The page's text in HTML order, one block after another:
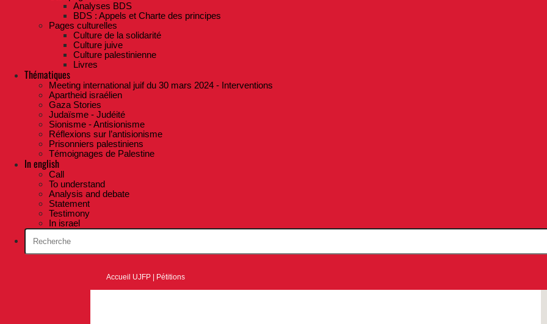
Analyses BDS
BDS : Appels et Charte des principes
Pages culturelles
Culture de la solidarité
Culture juive
Culture palestinienne
Livres
Thématiques
Meeting international juif du 30 mars 2024 - Interventions
Apartheid israélien
Gaza Stories
Judaïsme - Judéité
Sionisme - Antisionisme
Réflexions sur l’antisionisme
Prisonniers palestiniens
Témoignages de Palestine
In english
Call
To understand
Analysis and debate
Statement
Testimony
In israel
Accueil UJFP Pétitions